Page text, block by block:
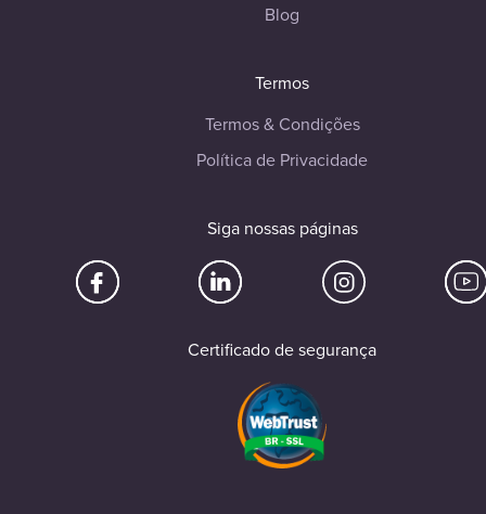
Blog
Termos
Termos & Condições
Política de Privacidade
Siga nossas páginas
Certificado de segurança